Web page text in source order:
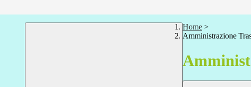
Home >
Amministrazione